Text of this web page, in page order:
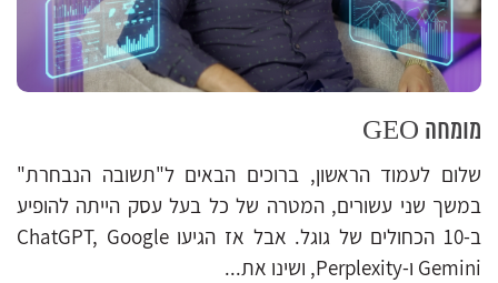
מומחה GEO
שלום לעמוד הראשון, ברוכים הבאים ל"תשובה הנבחרת"
במשך שני עשורים, המטרה של כל בעל עסק הייתה להופיע
ב-10 הכחולים של גוגל. אבל אז הגיעו ChatGPT, Google
Gemini ו-Perplexity, ושינו את...